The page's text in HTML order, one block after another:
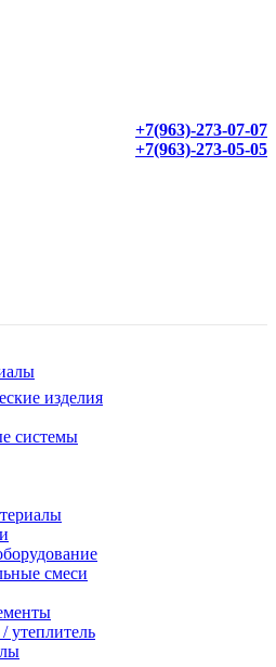
+7(963)-273-07-07
+7(963)-273-05-05
изделия
системы
смеси
утеплитель